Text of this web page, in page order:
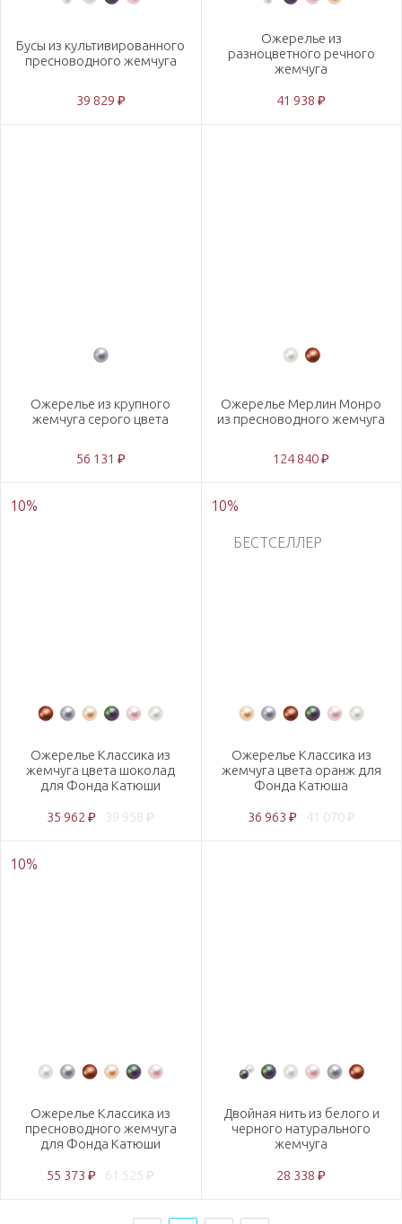
Бусы из культивированного
пресноводного жемчуга
39 829 ₽
Ожерелье из
разноцветного речного
жемчуга
41 938 ₽
Ожерелье из крупного
жемчуга серого цвета
56 131 ₽
Ожерелье Мерлин Монро
из пресноводного жемчуга
124 840 ₽
10%
Ожерелье Классика из
жемчуга цвета шоколад
для Фонда Катюши
35 962 ₽ 39 958 ₽
10%
БЕСТСЕЛЛЕР
Ожерелье Классика из
жемчуга цвета оранж для
Фонда Катюша
36 963 ₽ 41 070 ₽
10%
Ожерелье Классика из
пресноводного жемчуга
для Фонда Катюши
55 373 ₽ 61 525 ₽
Двойная нить из белого и
черного натурального
жемчуга
28 338 ₽